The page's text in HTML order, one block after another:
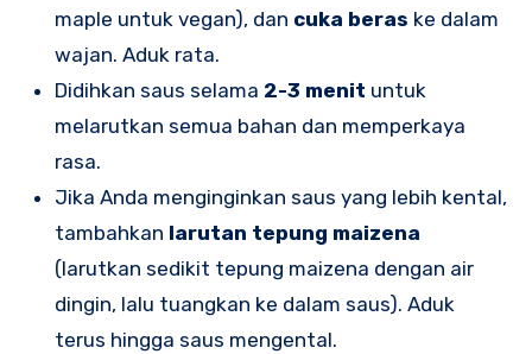
maple untuk vegan), dan cuka beras ke dalam
wajan. Aduk rata.
Didihkan saus selama 2-3 menit untuk
melarutkan semua bahan dan memperkaya
rasa.
Jika Anda menginginkan saus yang lebih kental,
tambahkan larutan tepung maizena
(larutkan sedikit tepung maizena dengan air
dingin, lalu tuangkan ke dalam saus). Aduk
terus hingga saus mengental.